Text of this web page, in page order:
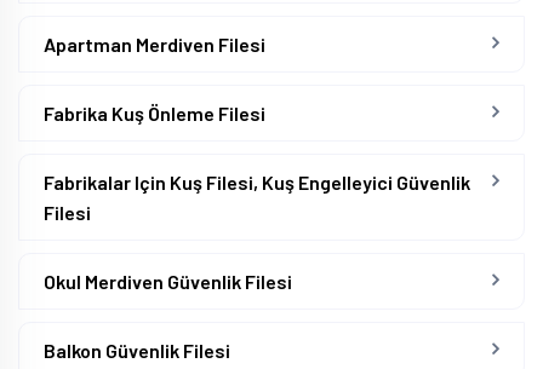
Apartman Merdiven Filesi
Fabrika Kuş Önleme Filesi
Fabrikalar Için Kuş Filesi, Kuş Engelleyici Güvenlik
Filesi
Okul Merdiven Güvenlik Filesi
Balkon Güvenlik Filesi